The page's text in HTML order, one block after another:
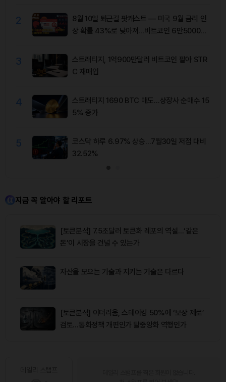
2
8월 10일 퇴근길 팟캐스트 — 미국 9월 금리 인
상 확률 43%로 낮아져…비트코인 6만5000달
3
스트래티지, 1억900만달러 비트코인 팔아 STR
C 재매입
4
스트래티지 1690 BTC 매도…상장사 순매수 15
5% 증가
5
코스닥 하루 6.97% 상승…7월30일 저점 대비
32.52%
지금 꼭 알아야 할 리포트
[토큰분석] 7.5조달러 토큰화 레포의 역설…‘같은
돈’이 시장을 건널 수 있는가
자산을 모으는 기술과 지키는 기술은 다르다
[토큰분석] 이더리움, 스테이킹 50%에 ‘보상 제로’
검토…통화정책 개편인가 탈중앙화 역행인가